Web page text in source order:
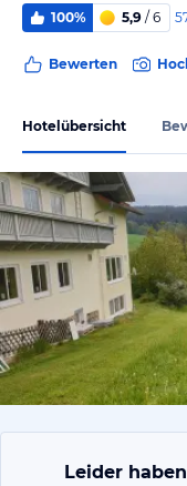
100% 5,9 / 6
Bewerten
Hotelübersicht
Leider